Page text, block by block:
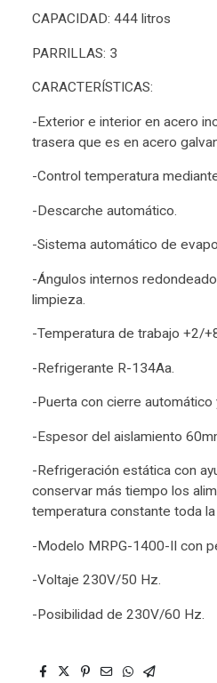
CAPACIDAD: 444 litros
PARRILLAS: 3
CARACTERÍSTICAS:
-Exterior e interior en acero
trasera que es en acero
-Control temperatura
-Descarche automático.
-Sistema automático de
-Ángulos internos
limpieza.
-Temperatura de trabajo +2/
-Refrigerante R-134Aa.
-Puerta con cierre automático
-Espesor del aislamiento
-Refrigeración estática con
conservar más tiempo los
temperatura constante toda la
-Modelo MRPG-1400-II con
-Voltaje 230V/50 Hz.
-Posibilidad de 230V/60 Hz.